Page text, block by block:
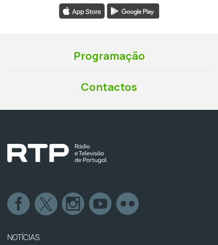
Programação
Contactos
NOTÍCIAS